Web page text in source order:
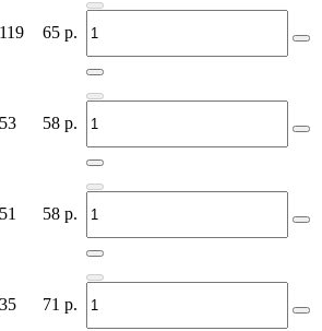
119 65 р.
53 58 р.
51 58 р.
35 71 р.